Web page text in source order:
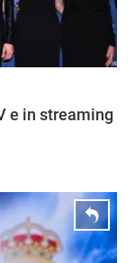
e in streaming